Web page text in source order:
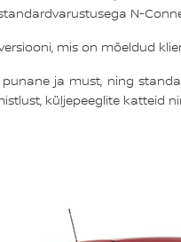
N-
mis on mõeldud
ja must, ning
küljepeeglite katteid